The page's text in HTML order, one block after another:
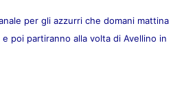
per gli azzurri che domani mattina
poi partiranno alla volta di Avellino in